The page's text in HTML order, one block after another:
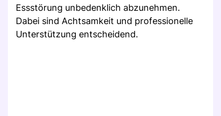
Essstörung unbedenklich abzunehmen.
Dabei sind Achtsamkeit und professionelle
Unterstützung entscheidend.